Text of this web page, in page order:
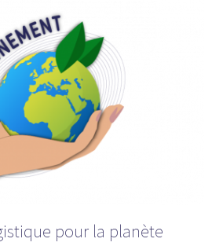
pour la planète